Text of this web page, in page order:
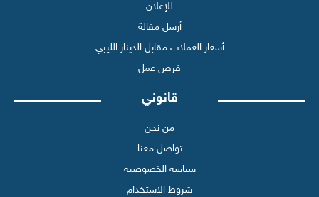
للإعلان
أرسل مقالة
أسعار العملات مقابل الدينار الليبي
فرص عمل
قانوني
من نحن
تواصل معنا
سياسة الخصوصية
شروط الاستخدام